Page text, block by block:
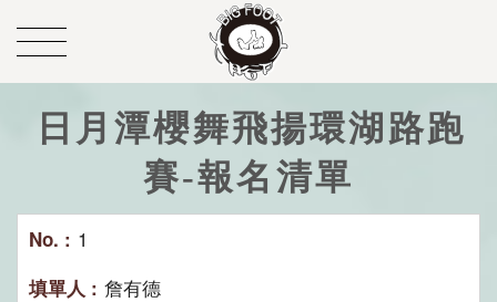
日月潭櫻舞飛揚環湖路跑
賽-報名清單
1
詹有德